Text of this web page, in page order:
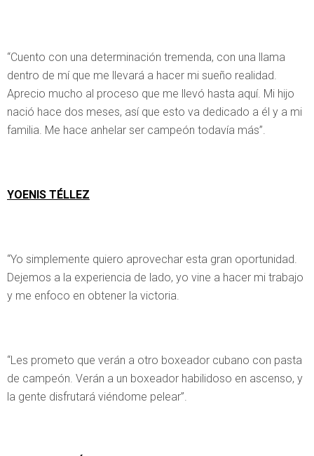
“Cuento con una determinación tremenda, con una llama
dentro de mí que me llevará a hacer mi sueño realidad.
Aprecio mucho al proceso que me llevó hasta aquí. Mi hijo
nació hace dos meses, así que esto va dedicado a él y a mi
familia. Me hace anhelar ser campeón todavía más”.
YOENIS TÉLLEZ
“Yo simplemente quiero aprovechar esta gran oportunidad.
Dejemos a la experiencia de lado, yo vine a hacer mi trabajo
y me enfoco en obtener la victoria.
“Les prometo que verán a otro boxeador cubano con pasta
de campeón. Verán a un boxeador habilidoso en ascenso, y
la gente disfrutará viéndome pelear”.